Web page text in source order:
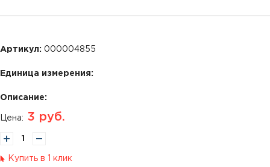
Артикул: 000004855
Единица измерения:
Описание:
Цена: 3 руб.
Купить в 1 клик